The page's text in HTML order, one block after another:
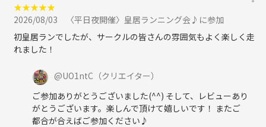
★★★★★
2026/08/03
〈平日夜開催〉皇居ランニング会♪に参加
初皇居ランでしたが、サークルの皆さんの雰囲気もよく楽しく走
れました！
@UO1ntC （クリエイター）
ご参加ありがとうございました(^^) そして、レビューあり
がとうございます。楽しんで頂けて嬉しいです！ またご
都合が合えばご参加ください♪